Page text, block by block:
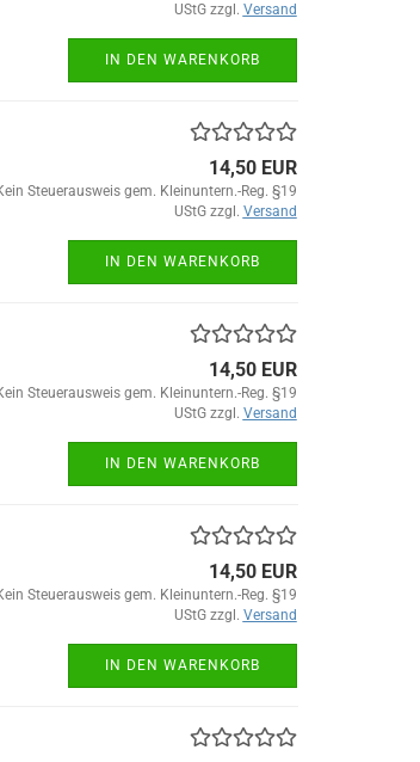
UStG zzgl. Versand
IN DEN WARENKORB
14,50 EUR
Steuerausweis gem. Kleinuntern.-Reg. §19
UStG zzgl. Versand
IN DEN WARENKORB
14,50 EUR
Steuerausweis gem. Kleinuntern.-Reg. §19
UStG zzgl. Versand
IN DEN WARENKORB
14,50 EUR
Steuerausweis gem. Kleinuntern.-Reg. §19
UStG zzgl. Versand
IN DEN WARENKORB